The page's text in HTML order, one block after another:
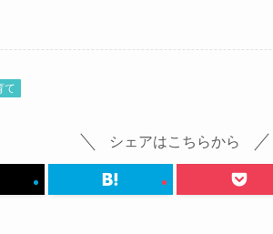
て
シェアはこちらから